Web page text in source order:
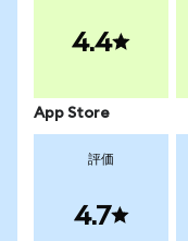
4.4
App Store
評価
4.7